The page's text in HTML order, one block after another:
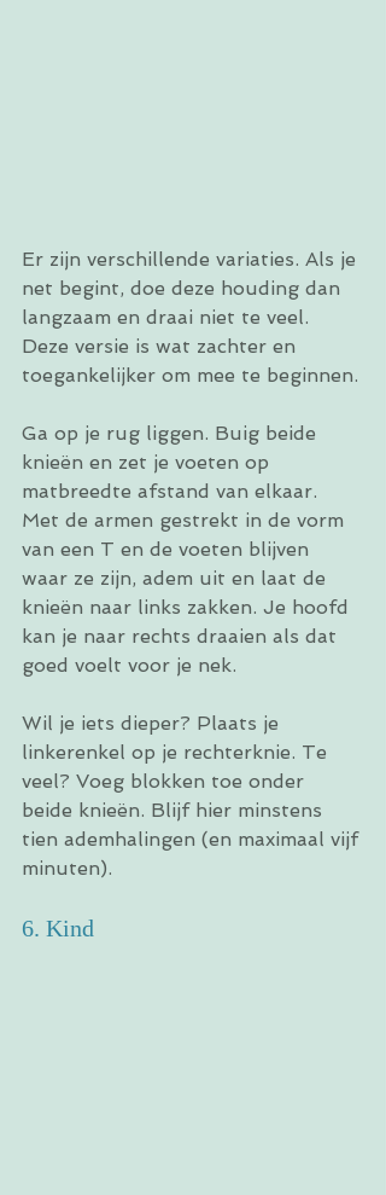
Er zijn verschillende variaties. Als je
net begint, doe deze houding dan
langzaam en draai niet te veel.
Deze versie is wat zachter en
toegankelijker om mee te beginnen.
Ga op je rug liggen. Buig beide
knieën en zet je voeten op
matbreedte afstand van elkaar.
Met de armen gestrekt in de vorm
van een T en de voeten blijven
waar ze zijn, adem uit en laat de
knieën naar links zakken. Je hoofd
kan je naar rechts draaien als dat
goed voelt voor je nek.
Wil je iets dieper? Plaats je
linkerenkel op je rechterknie. Te
veel? Voeg blokken toe onder
beide knieën. Blijf hier minstens
tien ademhalingen (en maximaal vijf
minuten).
6. Kind